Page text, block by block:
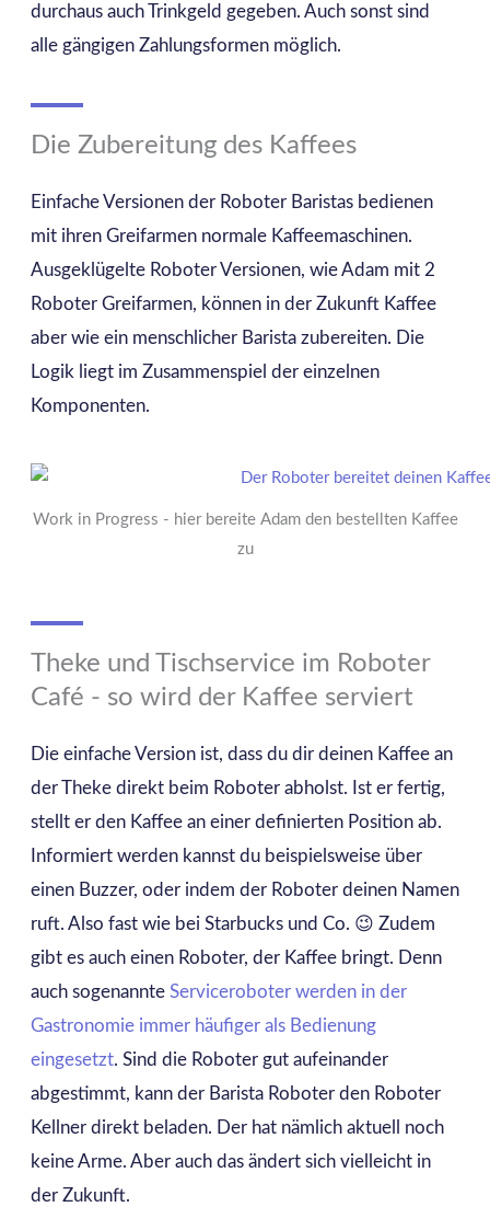
durchaus auch Trinkgeld gegeben. Auch sonst sind
alle gängigen Zahlungsformen möglich.
Die Zubereitung des Kaffees
Einfache Versionen der Roboter Baristas bedienen
mit ihren Greifarmen normale Kaffeemaschinen.
Ausgeklügelte Roboter Versionen, wie Adam mit 2
Roboter Greifarmen, können in der Zukunft Kaffee
aber wie ein menschlicher Barista zubereiten. Die
Logik liegt im Zusammenspiel der einzelnen
Komponenten.
Work in Progress - hier bereite Adam den bestellten Kaffee
zu
Theke und Tischservice im Roboter
Café - so wird der Kaffee serviert
Die einfache Version ist, dass du dir deinen Kaffee an
der Theke direkt beim Roboter abholst. Ist er fertig,
stellt er den Kaffee an einer definierten Position ab.
Informiert werden kannst du beispielsweise über
einen Buzzer, oder indem der Roboter deinen Namen
ruft. Also fast wie bei Starbucks und Co. 😉 Zudem
gibt es auch einen Roboter, der Kaffee bringt. Denn
auch sogenannte Serviceroboter werden in der
Gastronomie immer häufiger als Bedienung
eingesetzt. Sind die Roboter gut aufeinander
abgestimmt, kann der Barista Roboter den Roboter
Kellner direkt beladen. Der hat nämlich aktuell noch
keine Arme. Aber auch das ändert sich vielleicht in
der Zukunft.